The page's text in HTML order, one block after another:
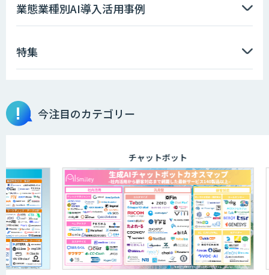
「VAB-5000」
画像解析・デジタルツイン領域のAI開発
AI開発・伴走支援・内製化支援
「ジンベイ AI技術実装アドバイザリー」
サービス
業態業種別AI導入活用事例
特集
今注目のカテゴリー
チャットボット